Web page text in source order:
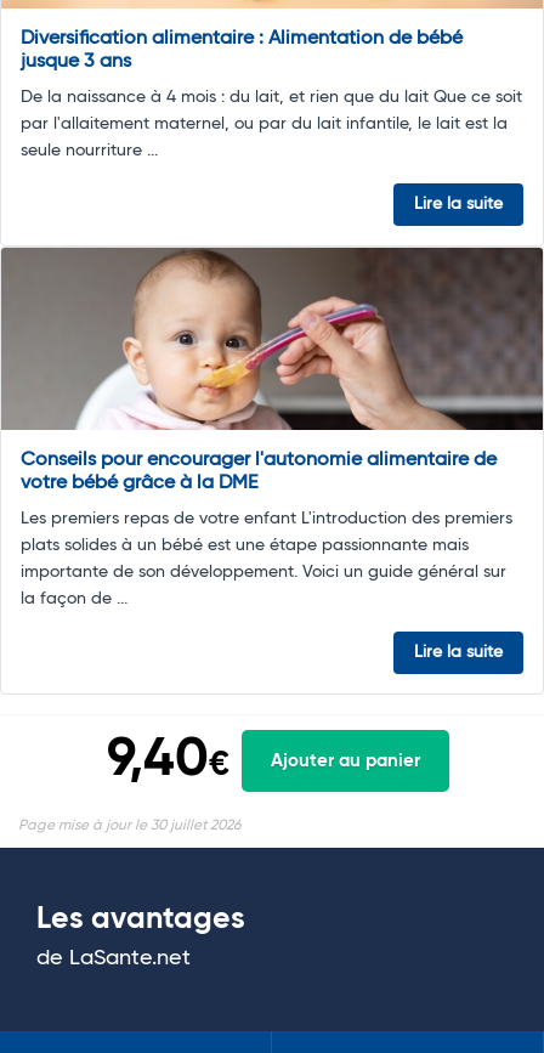
Diversification alimentaire : Alimentation de bébé
jusque 3 ans
De la naissance à 4 mois : du lait, et rien que du lait Que ce soit
par l'allaitement maternel, ou par du lait infantile, le lait est la
seule nourriture ...
Lire la suite
Conseils pour encourager l'autonomie alimentaire de
votre bébé grâce à la DME
Les premiers repas de votre enfant L'introduction des premiers
plats solides à un bébé est une étape passionnante mais
importante de son développement. Voici un guide général sur
la façon de ...
Lire la suite
9,40€ Ajouter au panier
Page mise à jour le 30 juillet 2026
Les avantages
de LaSante.net